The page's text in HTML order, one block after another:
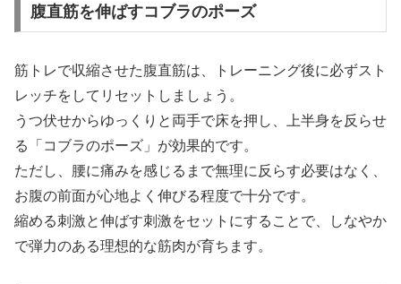
腹直筋を伸ばすコブラのポーズ
筋トレで収縮させた腹直筋は、トレーニング後に必ずスト
レッチをしてリセットしましょう。
うつ伏せからゆっくりと両手で床を押し、上半身を反らせ
る「コブラのポーズ」が効果的です。
ただし、腰に痛みを感じるまで無理に反らす必要はなく、
お腹の前面が心地よく伸びる程度で十分です。
縮める刺激と伸ばす刺激をセットにすることで、しなやか
で弾力のある理想的な筋肉が育ちます。